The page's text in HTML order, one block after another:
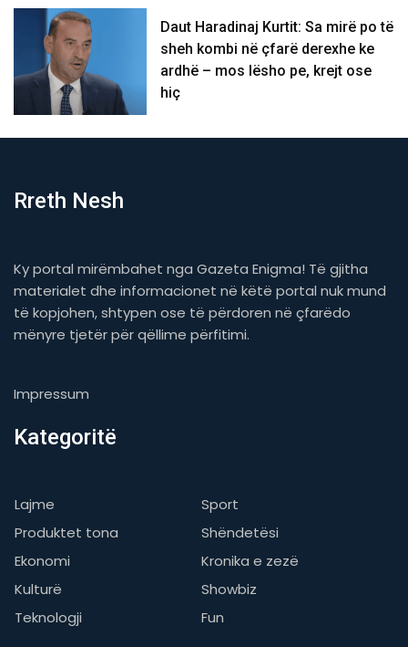
Daut Haradinaj Kurtit: Sa mirë po të
sheh kombi në çfarë derexhe ke
ardhë – mos lësho pe, krejt ose
hiç
Rreth Nesh
Ky portal mirëmbahet nga Gazeta Enigma! Të gjitha
materialet dhe informacionet në këtë portal nuk mund
të kopjohen, shtypen ose të përdoren në çfarëdo
mënyre tjetër për qëllime përfitimi.
Impressum
Kategoritë
Lajme
Sport
Produktet tona
Shëndetësi
Ekonomi
Kronika e zezë
Kulturë
Showbiz
Teknologji
Fun